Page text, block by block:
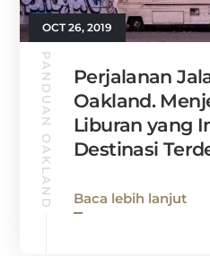
OCT 26, 2019
PANDUAN OAKLAND
Perjalanan
Oakland.
Liburan yang
Destinasi
Baca lebih lanjut